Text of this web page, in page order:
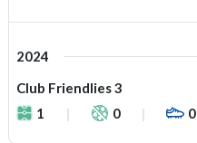
2024
Club Friendlies 3
1
0 0